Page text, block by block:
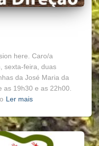
here. Caro/a
sexta-feira, duas
da José Maria da
19h30 e as 22h00.
Ler mais